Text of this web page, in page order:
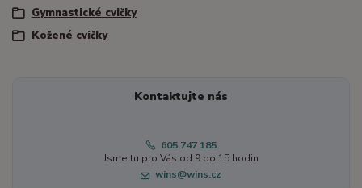
Gymnastické cvičky
Kožené cvičky
Kontaktujte nás
605 747 185
Jsme tu pro Vás od 9 do 15 hodin
wins@wins.cz